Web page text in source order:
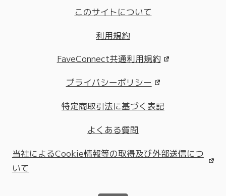
このサイトについて
利用規約
FaveConnect共通利用規約
プライバシーポリシー
特定商取引法に基づく表記
よくある質問
当社によるCookie情報等の取得及び外部送信につ
いて